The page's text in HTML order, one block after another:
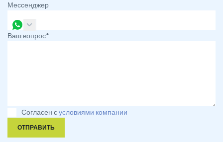
Мессенджер
Ваш вопрос*
Согласен сусловиями компании
ОТПРАВИТЬ